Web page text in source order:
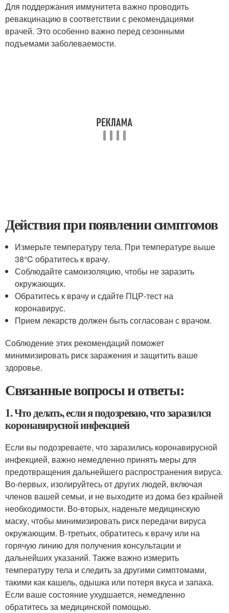
Для поддержания иммунитета важно проводить
ревакцинацию в соответствии с рекомендациями
врачей. Это особенно важно перед сезонными
подъемами заболеваемости.
Действия при появлении симптомов
Измерьте температуру тела. При температуре выше
38°C обратитесь к врачу.
Соблюдайте самоизоляцию, чтобы не заразить
окружающих.
Обратитесь к врачу и сдайте ПЦР-тест на
коронавирус.
Прием лекарств должен быть согласован с врачом.
Соблюдение этих рекомендаций поможет
минимизировать риск заражения и защитить ваше
здоровье.
Связанные вопросы и ответы:
1. Что делать, если я подозреваю, что заразился
коронавирусной инфекцией
Если вы подозреваете, что заразились коронавирусной
инфекцией, важно немедленно принять меры для
предотвращения дальнейшего распространения вируса.
Во-первых, изолируйтесь от других людей, включая
членов вашей семьи, и не выходите из дома без крайней
необходимости. Во-вторых, наденьте медицинскую
маску, чтобы минимизировать риск передачи вируса
окружающим. В-третьих, обратитесь к врачу или на
горячую линию для получения консультации и
дальнейших указаний. Также важно измерить
температуру тела и следить за другими симптомами,
такими как кашель, одышка или потеря вкуса и запаха.
Если ваше состояние ухудшается, немедленно
обратитесь за медицинской помощью.